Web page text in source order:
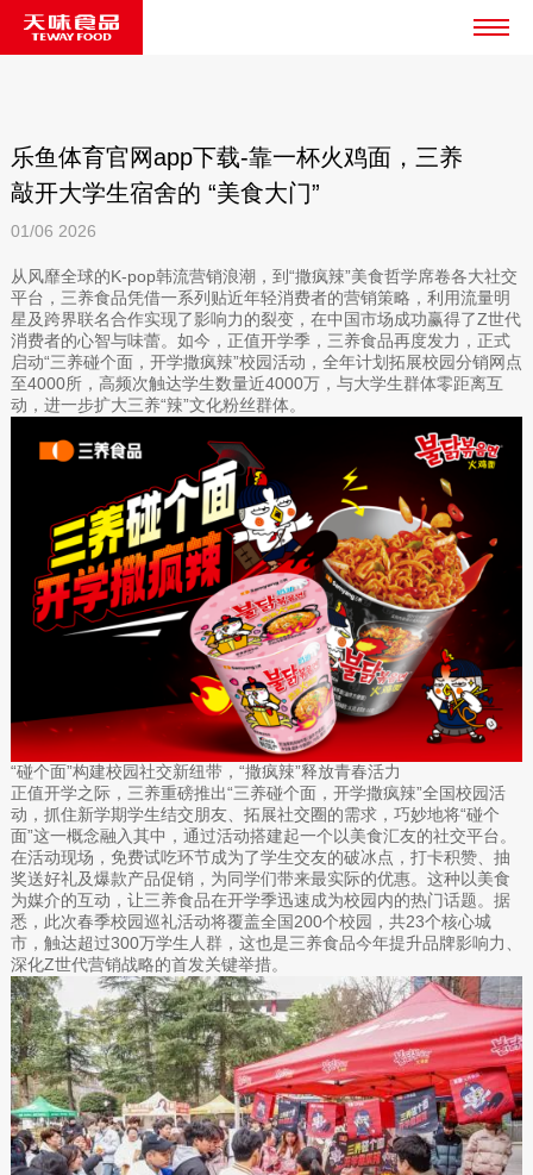
乐鱼体育官网app下载-靠一杯火鸡面，三养
敲开大学生宿舍的 “美食大门”
01/06 2026
从风靡全球的K-pop韩流营销浪潮，到“撒疯辣”美食哲学席卷各大社交
平台，三养食品凭借一系列贴近年轻消费者的营销策略，利用流量明
星及跨界联名合作实现了影响力的裂变，在中国市场成功赢得了Z世代
消费者的心智与味蕾。如今，正值开学季，三养食品再度发力，正式
启动“三养碰个面，开学撒疯辣”校园活动，全年计划拓展校园分销网点
至4000所，高频次触达学生数量近4000万，与大学生群体零距离互
动，进一步扩大三养“辣”文化粉丝群体。
“碰个面”构建校园社交新纽带，“撒疯辣”释放青春活力
正值开学之际，三养重磅推出“三养碰个面，开学撒疯辣”全国校园活
动，抓住新学期学生结交朋友、拓展社交圈的需求，巧妙地将“碰个
面”这一概念融入其中，通过活动搭建起一个以美食汇友的社交平台。
在活动现场，免费试吃环节成为了学生交友的破冰点，打卡积赞、抽
奖送好礼及爆款产品促销，为同学们带来最实际的优惠。这种以美食
为媒介的互动，让三养食品在开学季迅速成为校园内的热门话题。据
悉，此次春季校园巡礼活动将覆盖全国200个校园，共23个核心城
市，触达超过300万学生人群，这也是三养食品今年提升品牌影响力、
深化Z世代营销战略的首发关键举措。